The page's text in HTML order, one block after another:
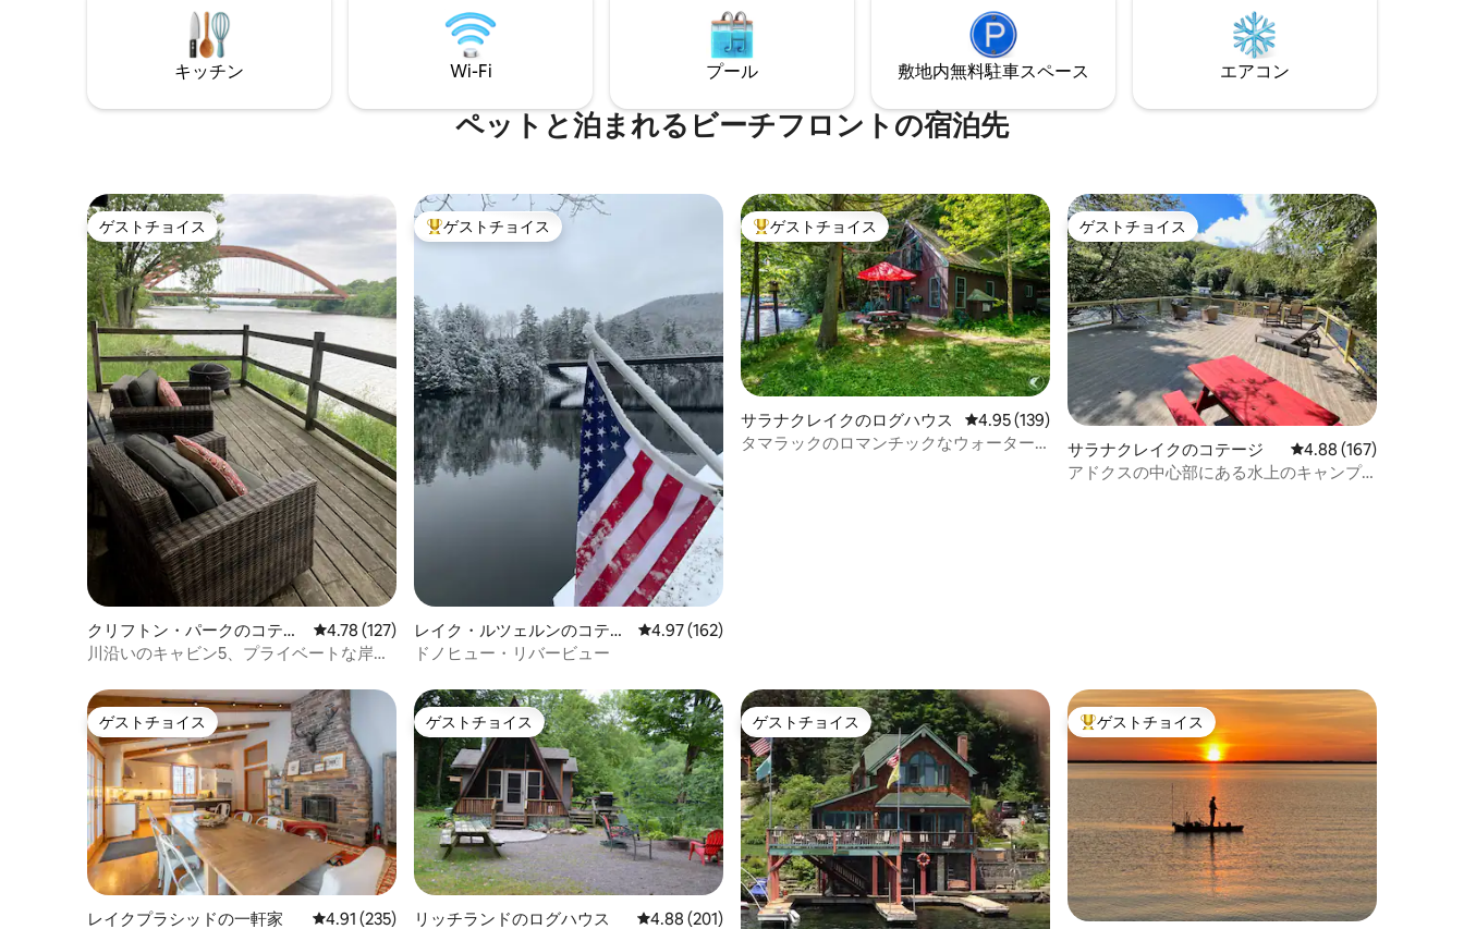
ック・チェアでリラックスしてくださ
い。高速Wi-Fiとストリーミングをお楽し
みください。レストラン、ゴルフ、スキ
ー、スノーモービル、ハイキング、サイ
クリングコース、夏の音楽フェスティバ
ル、景色の良い山でのアドベンチャーま
キッチン Wi-Fi プール 敷地内無料駐⁠車ス⁠ペ⁠ー⁠ス エアコン
ペットと泊まれるビーチフロントの宿泊先
ゲストチョイス
ゲストチョイス
クリフトン・パークのコテー
ジ
レビュー127件、5つ星中4.78つ星の平均評価
4.78 (127)
川沿いのキャビン5、プライベートな岸
大好評のゲストチョイスです。
ゲストチョイス
レイク・ルツェルンのコテー
ジ
レビュー162件、5つ星中4.97つ星の平均評価
4.97 (162)
ドノヒュー・リバービュー
大好評のゲストチョイスです。
ゲストチョイス
サラナクレイクのログハウス レビュー139件、5つ星中4.95つ星の平均評価
4.95 (139)
タマラックのロマンチックなウォーター
ゲストチョイス
ゲストチョイス
サラナクレイクのコテージ レビュー167件、5つ
4.88 (167)
アドクスの中心部にある水上のキャンプ
ゲストチョイス
ゲストチョイス
レイクプラシッドの一軒家 レビュー235件、5つ星中4.91つ星の平均評価
4.91 (235)
ゲストチョイス
ゲストチョイス
リッチランドのログハウス レビュー201件、5つ星中4.88つ星の平均評価
4.88 (201)
ゲストチョイス
ゲストチョイス 大好評のゲストチョイスです。
ゲストチョイス